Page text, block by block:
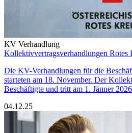
KV Verhandlung
Kollektivvertragsverhandlungen Rotes
Die KV-Verhandlungen für die
starteten am 18. November. Der
Beschäftigte und tritt am 1. Jänner
04.12.25